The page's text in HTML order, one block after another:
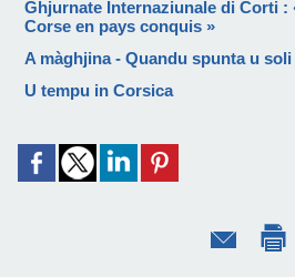
Ghjurnate Internaziunale di Corti :
Corse en pays conquis »
A màghjina - Quandu spunta u
U tempu in Corsica